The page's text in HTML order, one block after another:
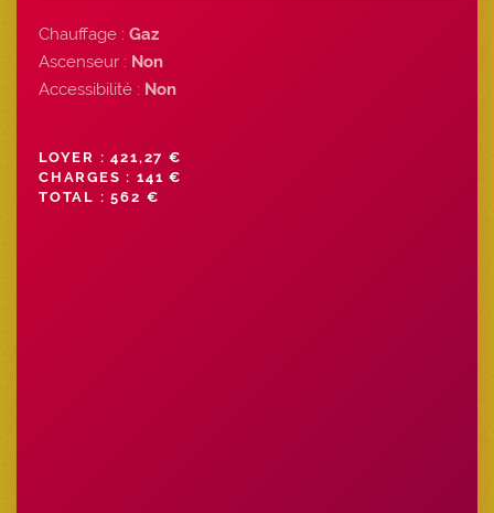
Chauffage : Gaz
Ascenseur : Non
Accessibilité : Non
LOYER : 421,27 €
CHARGES : 141 €
TOTAL : 562 €